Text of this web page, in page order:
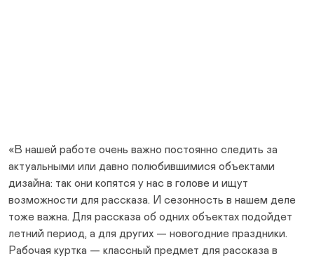
«В нашей работе очень важно постоянно следить за
актуальными или давно полюбившимися объектами
дизайна: так они копятся у нас в голове и ищут
возможности для рассказа. И сезонность в нашем деле
тоже важна. Для рассказа об одних объектах подойдет
летний период, а для других — новогодние праздники.
Рабочая куртка — классный предмет для рассказа в